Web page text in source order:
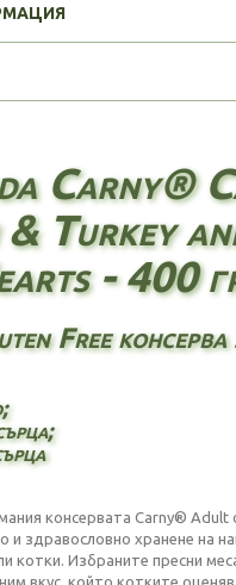
Carny®
& Turkey
- 400
Free консерва
консервата Carny® Adult
и здравословно хранене на
котки. Избраните пресни
вкус, който котките